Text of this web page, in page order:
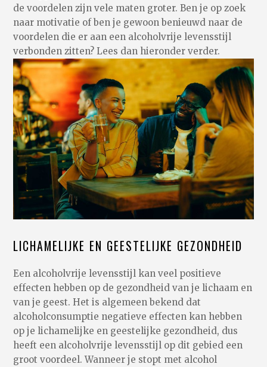
de voordelen zijn vele maten groter. Ben je op zoek
naar motivatie of ben je gewoon benieuwd naar de
voordelen die er aan een alcoholvrije levensstijl
verbonden zitten? Lees dan hieronder verder.
LICHAMELIJKE EN GEESTELIJKE GEZONDHEID
Een alcoholvrije levensstijl kan veel positieve
effecten hebben op de gezondheid van je lichaam en
van je geest. Het is algemeen bekend dat
alcoholconsumptie negatieve effecten kan hebben
op je lichamelijke en geestelijke gezondheid, dus
heeft een alcoholvrije levensstijl op dit gebied een
groot voordeel. Wanneer je stopt met alcohol